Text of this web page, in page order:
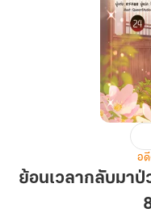
กลับ
อ
ย้อนเวลากลับมาป่